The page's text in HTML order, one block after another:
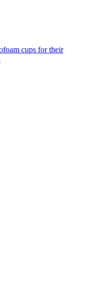
cups for their